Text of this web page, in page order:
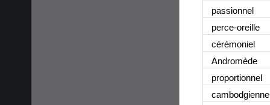
passionnel
perce-oreille
cérémoniel
Andromède
proportionnel
cambodgienne